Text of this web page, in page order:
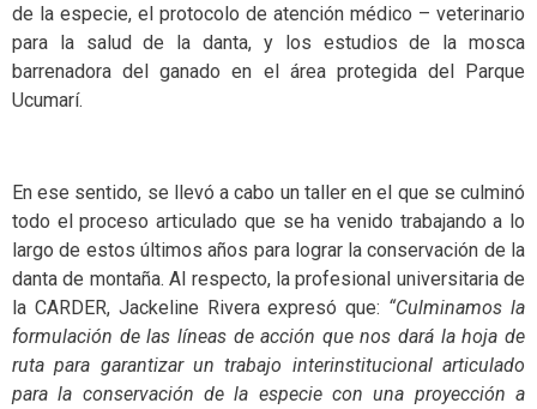
de la especie, el protocolo de atención médico – veterinario
para la salud de la danta, y los estudios de la mosca
barrenadora del ganado en el área protegida del Parque
Ucumarí.
En ese sentido, se llevó a cabo un taller en el que se culminó
todo el proceso articulado que se ha venido trabajando a lo
largo de estos últimos años para lograr la conservación de la
danta de montaña. Al respecto, la profesional universitaria de
la CARDER, Jackeline Rivera expresó que: “Culminamos la
formulación de las líneas de acción que nos dará la hoja de
ruta para garantizar un trabajo interinstitucional articulado
para la conservación de la especie con una proyección a